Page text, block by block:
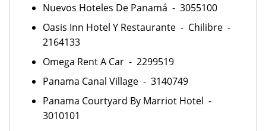
Nuevos Hoteles De Panamá - 3055100
Oasis Inn Hotel Y Restaurante - Chilibre -
2164133
Omega Rent A Car - 2299519
Panama Canal Village - 3140749
Panama Courtyard By Marriot Hotel -
3010101